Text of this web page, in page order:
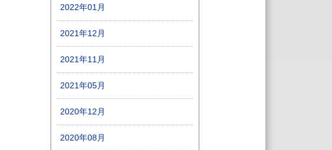
2022年01月
2021年12月
2021年11月
2021年05月
2020年12月
2020年08月